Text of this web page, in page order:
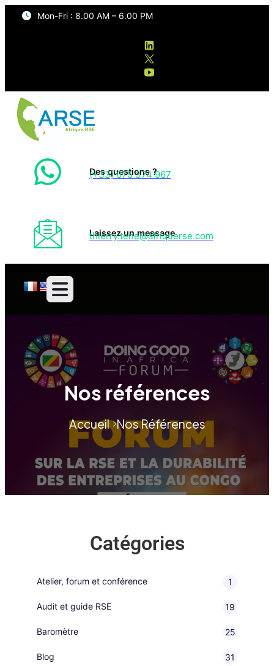
Mon-Fri : 8.00 AM – 6.00 PM
Des questions ?
(+33) 675 374 967
Laissez un message
thierry.tene@afriquerse.com
Nos références
Accueil Nos Références
Catégories
Atelier, forum et conférence 1
Audit et guide RSE 19
Baromètre 25
Blog 31